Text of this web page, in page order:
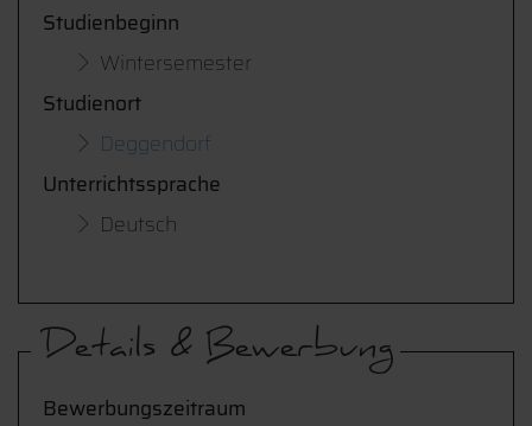
Studienbeginn
Wintersemester
Studienort
Deggendorf
Unterrichtssprache
Deutsch
Details & Bewerbung
Bewerbungszeitraum